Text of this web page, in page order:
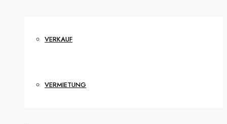
VERKAUF
VERMIETUNG